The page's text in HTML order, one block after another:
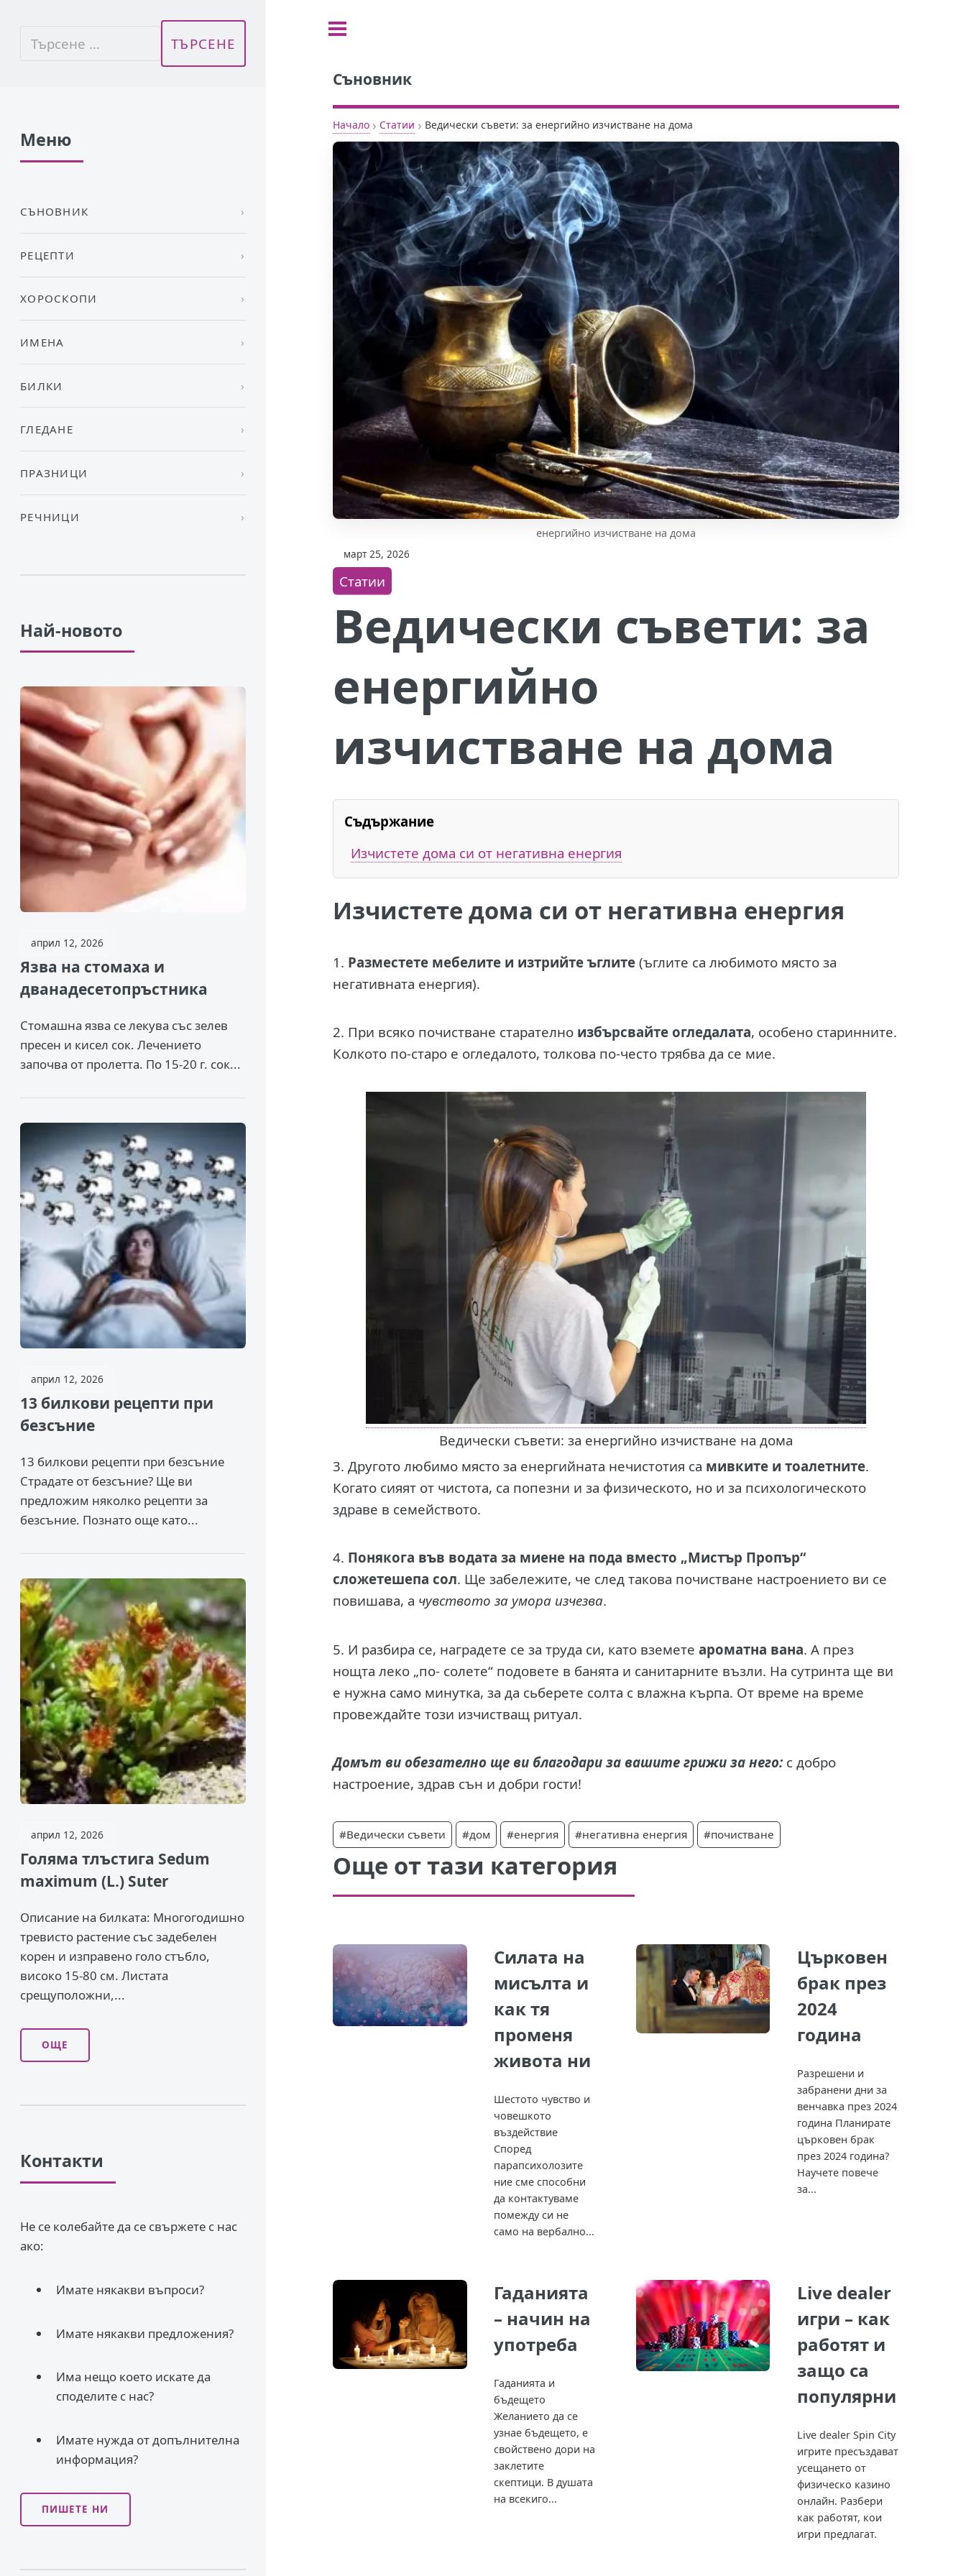
Съновник
Начало › Статии › Ведически съвети: за енергийно изчистване на дома
енергийно изчистване на дома
март 25, 2026
Статии
Ведически съвети: за
енергийно
изчистване на дома
Съдържание
Изчистете дома си от негативна енергия
Изчистете дома си от негативна енергия
1. Разместете мебелите и изтрийте ъглите(ъглите са любимото място за
негативната енергия).
2. При всяко почистване старателно избърсвайте огледалата, особено старинните.
Колкото по-старо е огледалото, толкова по-често трябва да се мие.
Ведически съвети: за енергийно изчистване на дома
3. Другото любимо място за енергийната нечистотия cа мивките и тоалетните.
Когато сияят от чистота, са попезни и за физическото, но и за психологическото
здраве в семейството.
4. Понякога във водата за миене на пода вместо „Мистър Пропър“
сложетешепа сол. Ще забележите, че след такова почистване настроението ви се
повишава, а чувството за умора изчезва.
5. И разбира се, наградете се за труда си, като вземете ароматна вана. А през
нощта леко „по- солете“ подовете в банята и санитарните възли. На сутринта ще ви
е нужна само минутка, за да сьберете солта с влажна кърпа. От време на време
провеждайте този изчистващ ритуал.
Домът ви обезателно ще ви благодари за вашите грижи за него:с добро
настроение, здрав сън и добри гости!
#Ведически съвети #дом #енергия #негативна енергия #почистване
Още от тази категория
Силата на
мисълта и
как тя
променя
живота ни
Шестото чувство и
човешкото
въздействие
Според
парапсихолозите
ние сме способни
да контактуваме
помежду си не
само на вербално...
Църковен
брак през
2024
година
Разрешени и
забранени дни за
венчавка през 2024
година Планирате
църковен брак
през 2024 година?
Научете повече
за...
Гаданията
– начин на
употреба
Гаданията и
бъдещето
Желанието да се
узнае бъдещето, е
свойствено дори на
заклетите
скептици. В душата
на всекиго...
Live dealer
игри – как
работят и
защо са
популярни
Live dealer Spin City
игрите пресъздават
усещането от
физическо казино
онлайн. Разбери
как работят, кои
игри предлагат.
Меню
СЪНОВНИК
РЕЦЕПТИ
ХОРОСКОПИ
ИМЕНА
БИЛКИ
ГЛЕДАНЕ
ПРАЗНИЦИ
РЕЧНИЦИ
Най-новото
април 12, 2026
Язва на стомаха и
дванадесетопръстника
Стомашна язва се лекува със зелев
пресен и кисел сок. Лечението
започва от пролетта. По 15-20 г. сок...
април 12, 2026
13 билкови рецепти при
безсъние
13 билкови рецепти при безсъние
Страдате от безсъние? Ще ви
предложим няколко рецепти за
безсъние. Познато още като...
април 12, 2026
Голяма тлъстига Sedum
maximum (L.) Suter
Описание на билката: Многогодишно
тревисто растение със задебелен
корен и изправено го­ло стъбло,
високо 15-80 см. Листата
срещуположни,...
ОЩЕ
Контакти
Не се колебайте да се свържете с нас
ако:
Имате някакви въпроси?
Имате някакви предложения?
Има нещо което искате да
споделите с нас?
Имате нужда от допълнителна
информация?
ПИШЕТЕ НИ